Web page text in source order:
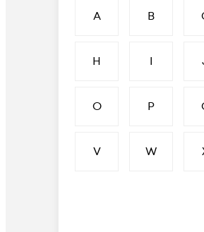
A B
H I
O P
V W